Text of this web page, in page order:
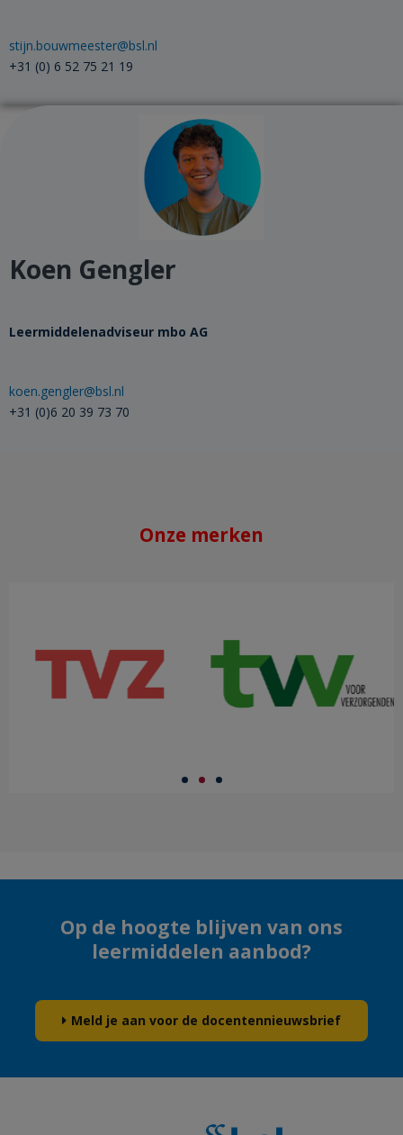
stijn.bouwmeester@bsl.nl
+31 (0) 6 52 75 21 19
Koen Gengler
Leermiddelenadviseur​ mbo AG
koen.gengler@bsl.nl
+31 (0)6 20 39 73 70
Onze merken
Op de hoogte blijven van ons
leermiddelen aanbod?
Meld je aan voor de docentennieuwsbrief